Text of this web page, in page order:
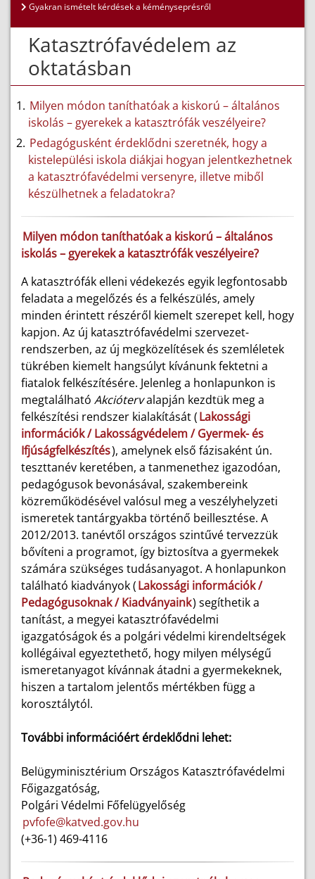
Gyakran ismételt kérdések a kéményseprésről
Katasztrófavédelem az
oktatásban
Milyen módon taníthatóak a kiskorú – általános
iskolás – gyerekek a katasztrófák veszélyeire?
Pedagógusként érdeklődni szeretnék, hogy a
kistelepülési iskola diákjai hogyan jelentkezhetnek
a katasztrófavédelmi versenyre, illetve miből
készülhetnek a feladatokra?
Milyen módon taníthatóak a kiskorú – általános
iskolás – gyerekek a katasztrófák veszélyeire?
A katasztrófák elleni védekezés egyik legfontosabb
feladata a megelőzés és a felkészülés, amely
minden érintett részéről kiemelt szerepet kell, hogy
kapjon. Az új katasztrófavédelmi szervezet-
rendszerben, az új megközelítések és szemléletek
tükrében kiemelt hangsúlyt kívánunk fektetni a
fiatalok felkészítésére. Jelenleg a honlapunkon is
megtalálható Akciótervalapján kezdtük meg a
felkészítési rendszer kialakítását (Lakossági
információk / Lakosságvédelem / Gyermek- és
Ifjúságfelkészítés), amelynek első fázisaként ún.
teszttanév keretében, a tanmenethez igazodóan,
pedagógusok bevonásával, szakembereink
közreműködésével valósul meg a veszélyhelyzeti
ismeretek tantárgyakba történő beillesztése. A
2012/2013. tanévtől országos szintűvé tervezzük
bővíteni a programot, így biztosítva a gyermekek
számára szükséges tudásanyagot. A honlapunkon
található kiadványok (Lakossági információk /
Pedagógusoknak / Kiadványaink) segíthetik a
tanítást, a megyei katasztrófavédelmi
igazgatóságok és a polgári védelmi kirendeltségek
kollégáival egyeztethető, hogy milyen mélységű
ismeretanyagot kívánnak átadni a gyermekeknek,
hiszen a tartalom jelentős mértékben függ a
korosztálytól.
További információért érdeklődni lehet:
Belügyminisztérium Országos Katasztrófavédelmi
Főigazgatóság,
Polgári Védelmi Főfelügyelőség
pvfofe@katved.gov.hu
(+36-1) 469-4116